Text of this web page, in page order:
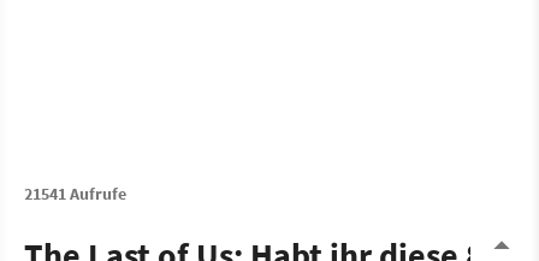
21541 Aufrufe